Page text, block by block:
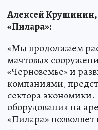
Алексей
«Пилара»:
«Мы продолжаем
мачтовых
«Черноземье» и
компаниями,
сектора
оборудования на
«Пилара»